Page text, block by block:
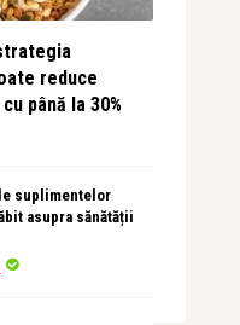
reduce
până la 30%
suplimentelor
asupra sănătății